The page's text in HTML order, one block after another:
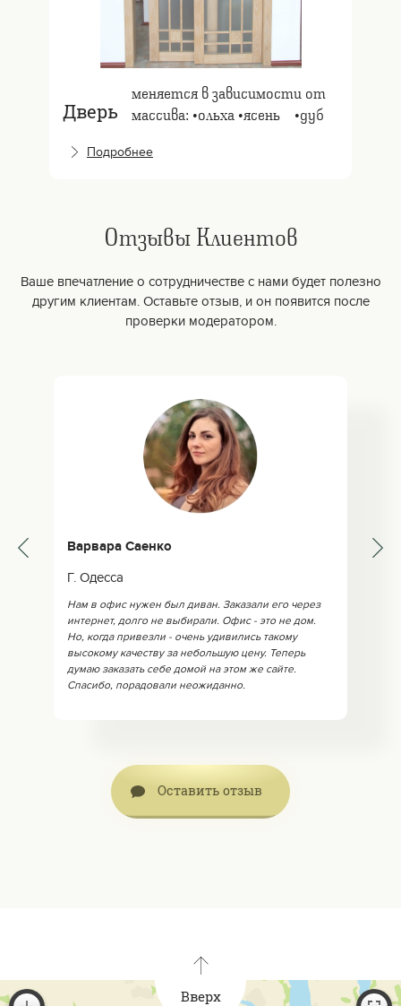
Дверь
меняется в зависимости от
массива: •ольха •ясень⠀ •дуб
Подробнее
Отзывы Клиентов
Ваше впечатление о сотрудничестве с нами будет полезно
другим клиентам. Оставьте отзыв, и он появится после
проверки модератором.
Варвара Саенко
Г. Одесса
Нам в офис нужен был диван. Заказали его через
интернет, долго не выбирали. Офис - это не дом.
Но, когда привезли - очень удивились такому
высокому качеству за небольшую цену. Теперь
думаю заказать себе домой на этом же сайте.
Спасибо, порадовали неожиданно.
Оставить отзыв
Вверх